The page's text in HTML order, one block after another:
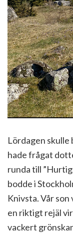
Lördagen skulle
hade frågat
runda till
bodde i
Knivsta. Vår
en riktigt rejäl
vackert